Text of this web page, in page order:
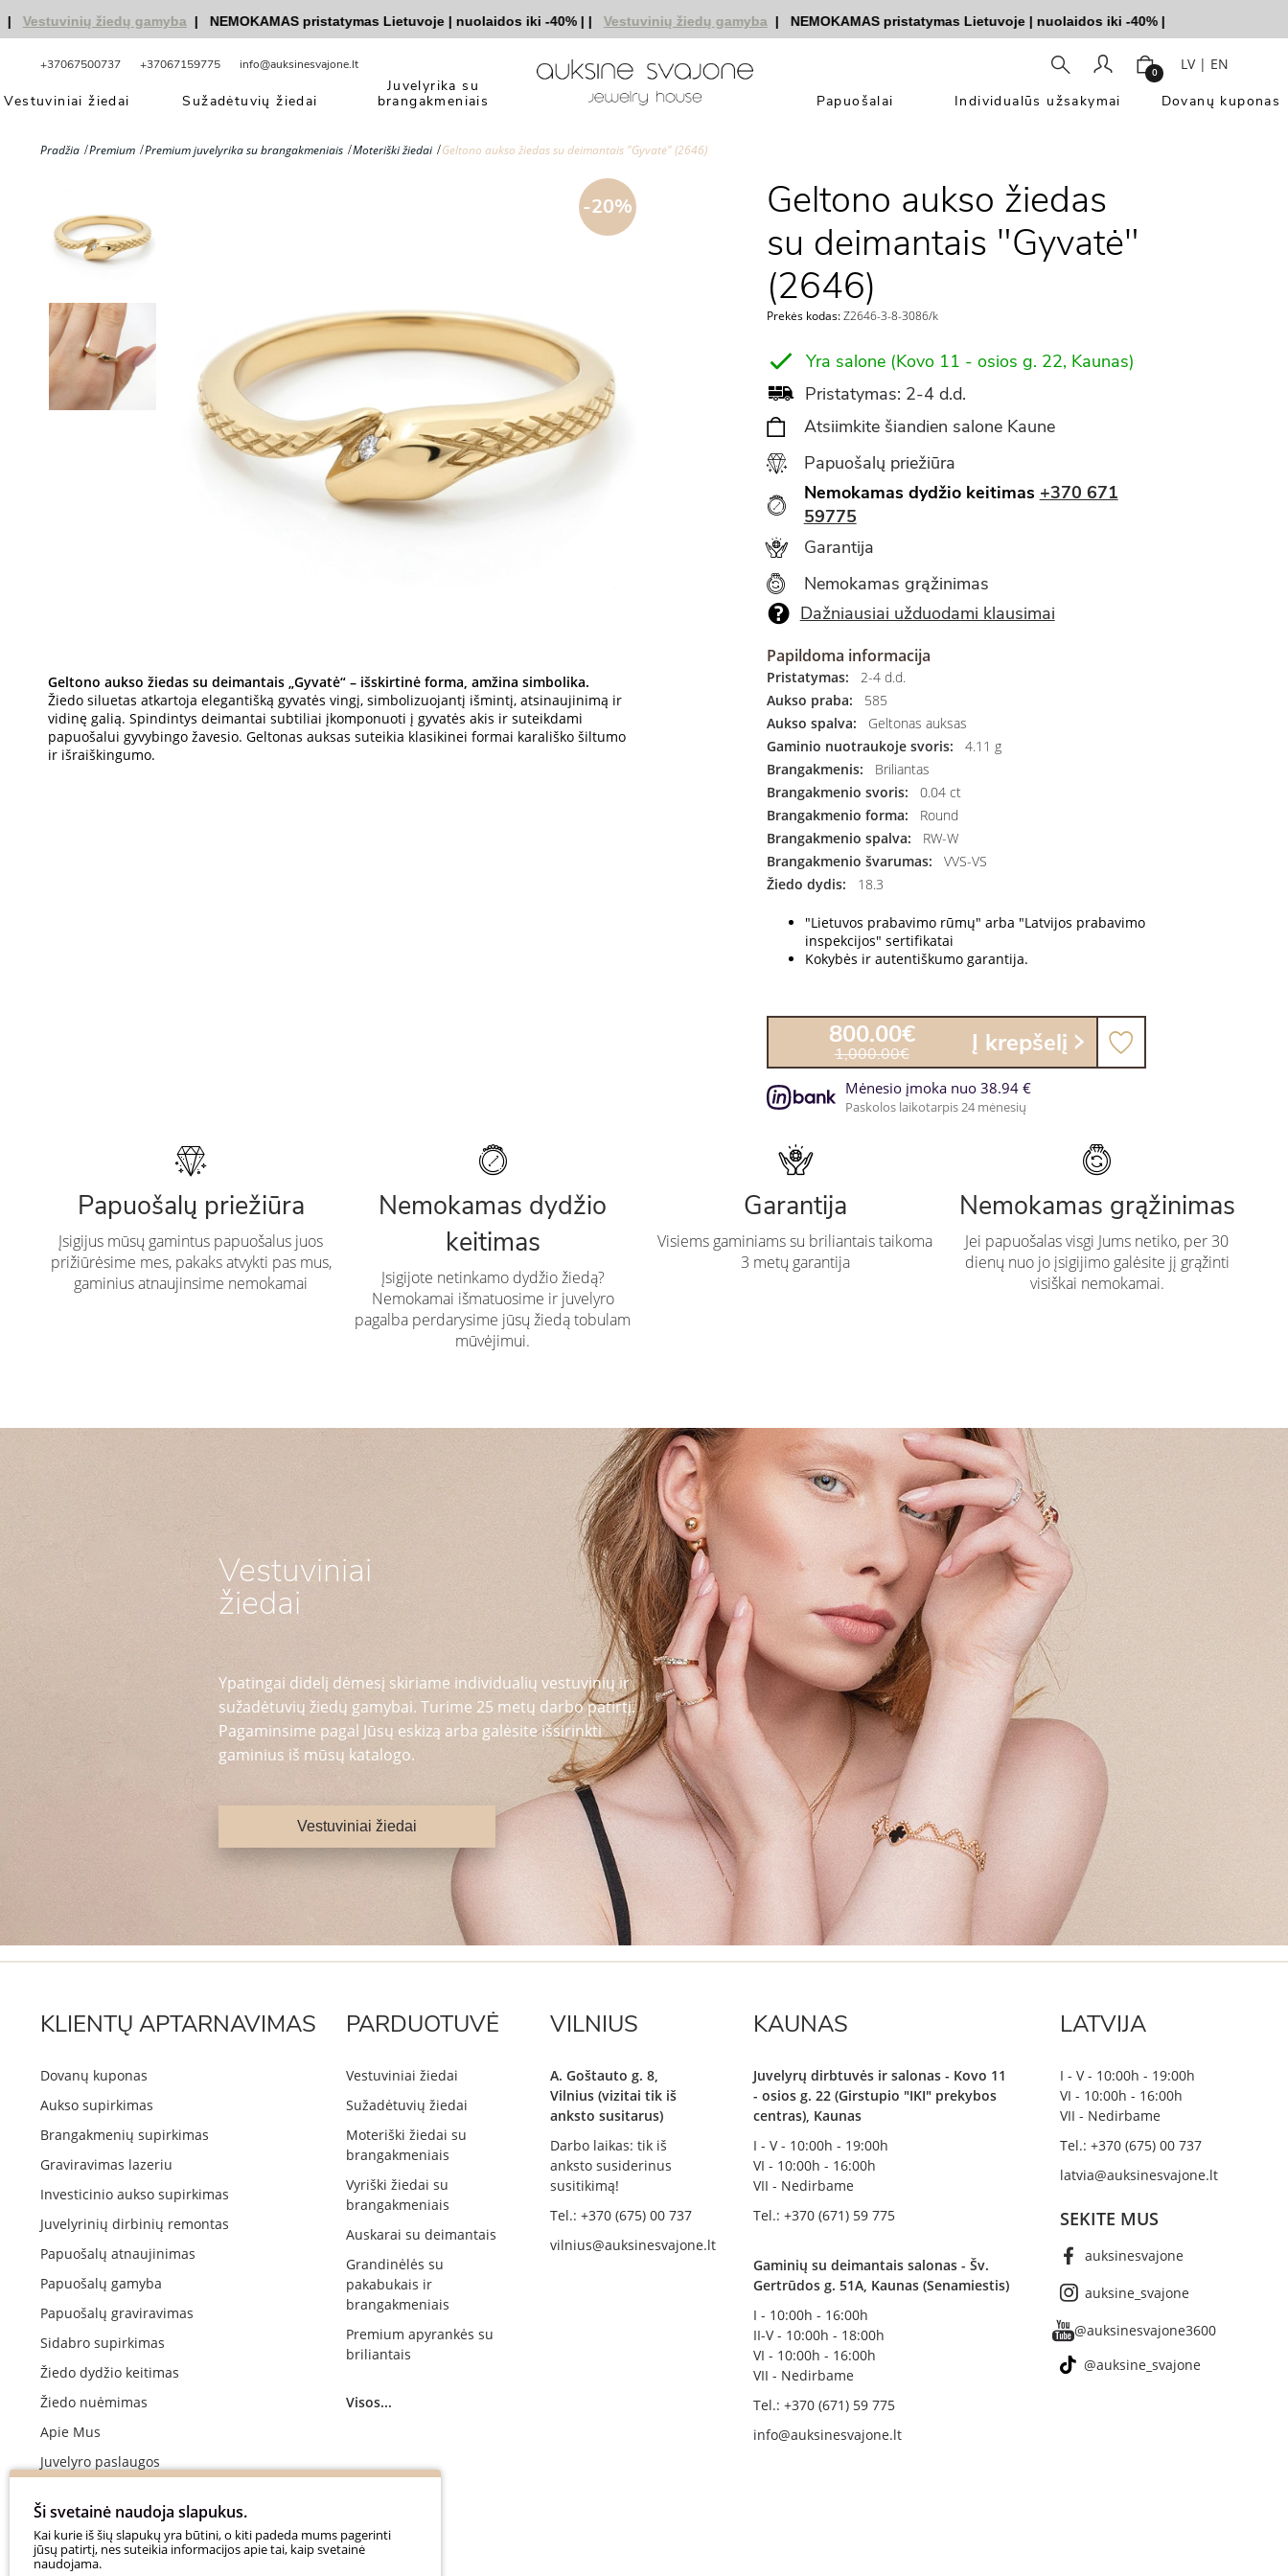
žiedų gamyba | NEMOKAMAS pristatymas Lietuvoje|nuolaidos iki -40%|| Vestuvinių žiedų gamyba | NEMOKAMAS pristatymas Lietuvoje|nuolaidos iki -40%|
+37067500737 +37067159775 info@auksinesvajone.lt 0 LV| EN
Vestuviniai žiedai Sužadėtuvių žiedai
Juvelyrika su
brangakmeniais
Papuošalai Individualūs užsakymai Dovanų kuponas
Pradžia Premium Premium juvelyrika su brangakmeniais Moteriški žiedai Geltono aukso žiedas su deimantais "Gyvatė" (2646)
-20%
Geltono aukso žiedas su deimantais „Gyvatė“ – išskirtinė forma, amžina simbolika.
Žiedo siluetas atkartoja elegantišką gyvatės vingį, simbolizuojantį išmintį, atsinaujinimą ir
vidinę galią. Spindintys deimantai subtiliai įkomponuoti į gyvatės akis ir suteikdami
papuošalui gyvybingo žavesio. Geltonas auksas suteikia klasikinei formai karališko šiltumo
ir išraiškingumo.
Geltono aukso žiedas
su deimantais "Gyvatė"
(2646)
Prekės kodas:Z2646-3-8-3086/k
Yra salone (Kovo 11 - osios g. 22, Kaunas)
Pristatymas: 2-4 d.d.
Atsiimkite šiandien salone Kaune
Papuošalų priežiūra
Nemokamas dydžio keitimas +370 671
59775
Garantija
Nemokamas grąžinimas
Dažniausiai užduodami klausimai
Papildoma informacija
Pristatymas:
2-4 d.d.
Aukso praba:
585
Aukso spalva:
Geltonas auksas
Gaminio nuotraukoje svoris:
4.11 g
Brangakmenis:
Briliantas
Brangakmenio svoris:
0.04 ct
Brangakmenio forma:
Round
Brangakmenio spalva:
RW-W
Brangakmenio švarumas:
VVS-VS
Žiedo dydis:
18.3
"Lietuvos prabavimo rūmų" arba "Latvijos prabavimo
inspekcijos" sertifikatai
Kokybės ir autentiškumo garantija.
800.00€
1,000.00€ Į krepšelį
Mėnesio įmoka nuo 38.94 €
Paskolos laikotarpis 24 mėnesių
Papuošalų priežiūra
Įsigijus mūsų gamintus papuošalus juos
prižiūrėsime mes, pakaks atvykti pas mus,
gaminius atnaujinsime nemokamai
Nemokamas dydžio
keitimas
Įsigijote netinkamo dydžio žiedą?
Nemokamai išmatuosime ir juvelyro
pagalba perdarysime jūsų žiedą tobulam
mūvėjimui.
Garantija
Visiems gaminiams su briliantais taikoma
3 metų garantija
Nemokamas grąžinimas
Jei papuošalas visgi Jums netiko, per 30
dienų nuo jo įsigijimo galėsite jį grąžinti
visiškai nemokamai.
Vestuviniai
žiedai
Ypatingai didelį dėmesį skiriame individualių vestuvinių ir
sužadėtuvių žiedų gamybai. Turime 25 metų darbo patirtį.
Pagaminsime pagal Jūsų eskizą arba galėsite išsirinkti
gaminius iš mūsų katalogo.
Vestuviniai žiedai
KLIENTŲ APTARNAVIMAS
Dovanų kuponas
Aukso supirkimas
Brangakmenių supirkimas
Graviravimas lazeriu
Investicinio aukso supirkimas
Juvelyrinių dirbinių remontas
Papuošalų atnaujinimas
Papuošalų gamyba
Papuošalų graviravimas
Sidabro supirkimas
Žiedo dydžio keitimas
Žiedo nuėmimas
Apie Mus
Juvelyro paslaugos
Sužadėtuvių žiedų gamyba
Apmokėjimas
PARDUOTUVĖ
Vestuviniai žiedai
Sužadėtuvių žiedai
Moteriški žiedai su
brangakmeniais
Vyriški žiedai su
brangakmeniais
Auskarai su deimantais
Grandinėlės su
pakabukais ir
brangakmeniais
Premium apyrankės su
briliantais
Visos...
VILNIUS
A. Goštauto g. 8,
Vilnius (vizitai tik iš
anksto susitarus)
Darbo laikas: tik iš
anksto susiderinus
susitikimą!
Tel.: +370 (675) 00 737
vilnius@auksinesvajone.lt
KAUNAS
Juvelyrų dirbtuvės ir salonas - Kovo 11
- osios g. 22 (Girstupio "IKI" prekybos
centras), Kaunas
I - V - 10:00h - 19:00h
VI - 10:00h - 16:00h
VII - Nedirbame
Tel.: +370 (671) 59 775
Gaminių su deimantais salonas - Šv.
Gertrūdos g. 51A, Kaunas (Senamiestis)
I - 10:00h - 16:00h
II-V - 10:00h - 18:00h
VI - 10:00h - 16:00h
VII - Nedirbame
Tel.: +370 (671) 59 775
info@auksinesvajone.lt
LATVIJA
I - V - 10:00h - 19:00h
VI - 10:00h - 16:00h
VII - Nedirbame
Tel.: +370 (675) 00 737
latvia@auksinesvajone.lt
SEKITE MUS
auksinesvajone
auksine_svajone
@auksinesvajone3600
@auksine_svajone
Ši svetainė naudoja slapukus.
Kai kurie iš šių slapukų yra būtini, o kiti padeda mums pagerinti
jūsų patirtį, nes suteikia informacijos apie tai, kaip svetainė
naudojama.